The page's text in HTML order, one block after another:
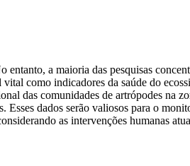
a maioria das pesquisas
como indicadores da saúde do
das comunidades de artrópodes na
dados serão valiosos para o
as intervenções humanas